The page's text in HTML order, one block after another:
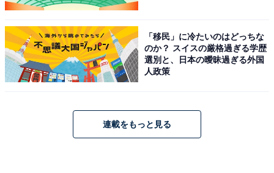
3996円）※高島屋限定
「移民」に冷たいのはどっちな
のか？ スイスの厳格過ぎる学歴
選別と、日本の曖昧過ぎる外国
人政策
連載をもっと見る